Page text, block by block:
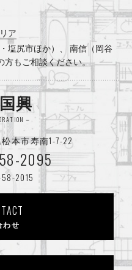
ア
塩尻市ほか）、 南信（岡谷
方もご相談ください。
興
－
本市寿南1-7-22
2095
2015
わせ